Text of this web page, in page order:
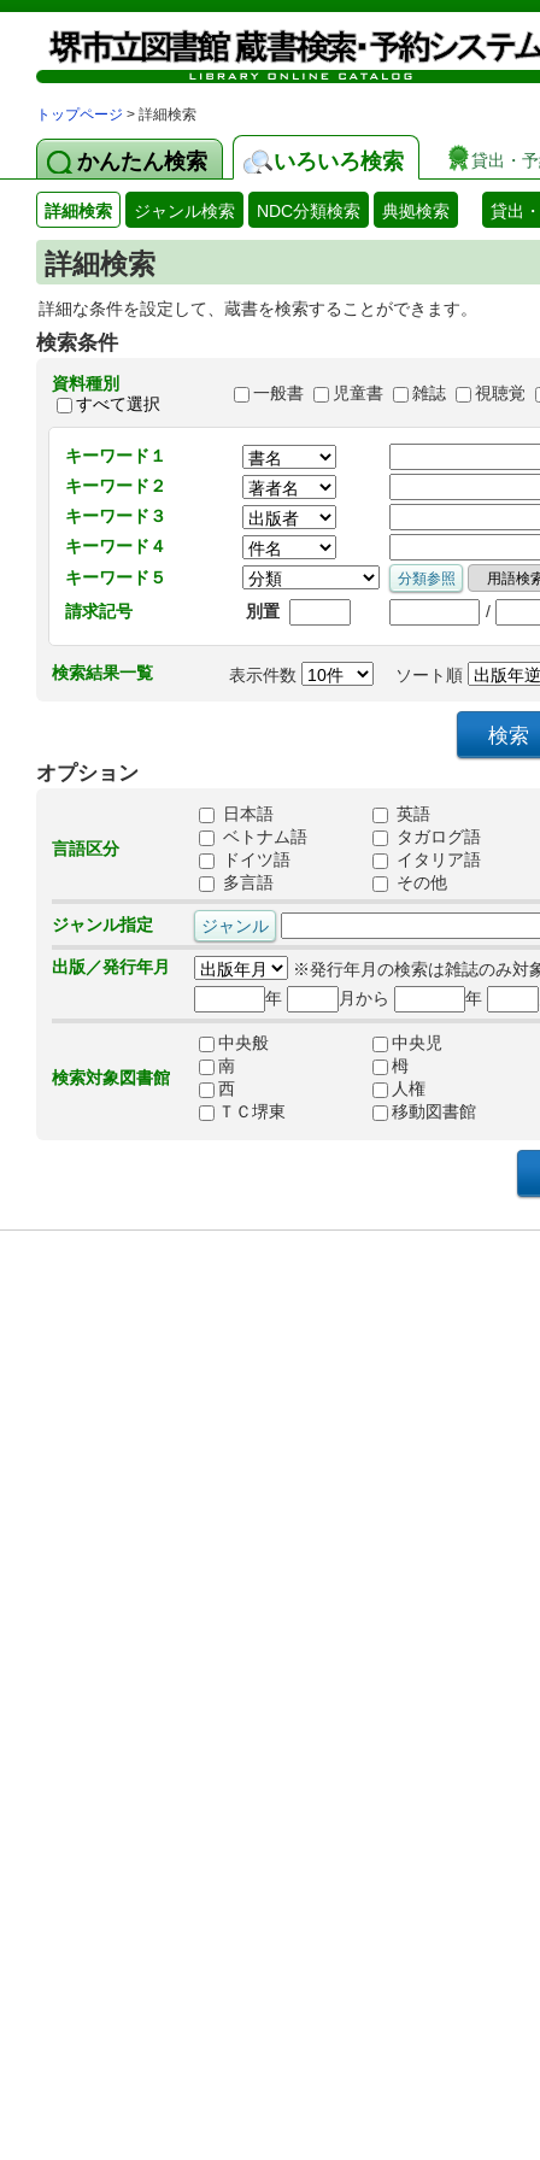
トップページ > 詳細検索
かんたん検索 いろいろ検索 貸出・
詳細検索 ジャンル検索 NDC分類検索 典拠検索 貸出
詳細検索
詳細な条件を設定して、蔵書を検索することができます。
検索条件
資料種別
すべて選択
一般書 児童書 雑誌 視聴覚
キーワード１
キーワード２
キーワード３
キーワード４
キーワード５
請求記号
別置 /
検索結果一覧 表示件数 ソート順
オプション
言語区分
日本語
英語
ベトナム語
タガログ語
ドイツ語
イタリア語
多言語
その他
ジャンル指定
出版／発行年月
※発行年月の検索は雑誌のみ対
年
月から 年
検索対象図書館
中央般
中央児
南
栂
西
人権
ＴＣ堺東
移動図書館